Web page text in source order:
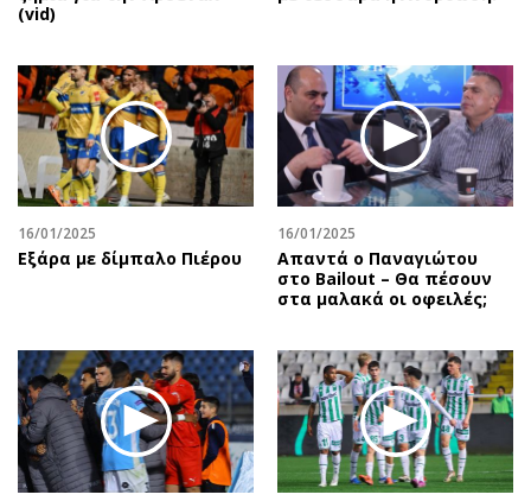
(vid)
16/01/2025
Εξάρα με δίμπαλο Πιέρου
16/01/2025
Απαντά ο Παναγιώτου
στο Bailout – Θα πέσουν
στα μαλακά οι οφειλές;